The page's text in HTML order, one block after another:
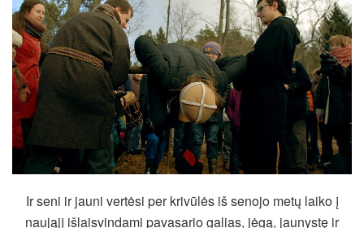
Ir seni ir jauni vertėsi per krivūlės iš senojo metų laiko į
naująjį išlaisvindami pavasario galias, jėgą, jaunystę ir